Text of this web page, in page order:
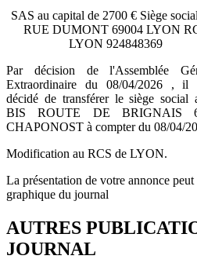
SAS au capital de 2700 € Siège
RUE DUMONT 69004 LYON
LYON 924848369
Par décision de l'Assemblée
Extraordinaire du 08/04/2026 , il
décidé de transférer le siège social
BIS ROUTE DE BRIGNAIS
CHAPONOST à compter du 08/04/
Modification au RCS de LYON.
La présentation de votre annonce
graphique du journal
AUTRES
JOURNAL